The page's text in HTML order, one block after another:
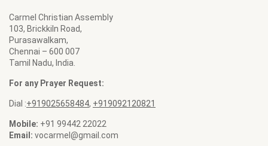
Carmel Christian Assembly
103, Brickkiln Road,
Purasawalkam,
Chennai – 600 007
Tamil Nadu, India.
For any Prayer Request:
Dial :+919025658484, +919092120821
Mobile: +91 99442 22022
Email: vocarmel@gmail.com